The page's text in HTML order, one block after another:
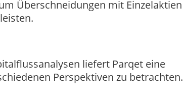
Überschneidungen mit Einzelaktien
liefert Parqet eine
Perspektiven zu betrachten.